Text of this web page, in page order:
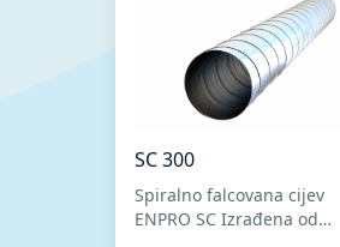
SC 300
Spiralno falcovana cijev
ENPRO SC Izrađena od